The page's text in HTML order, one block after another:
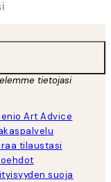
tietojasi
Art Advice
tilaustasi
suoja